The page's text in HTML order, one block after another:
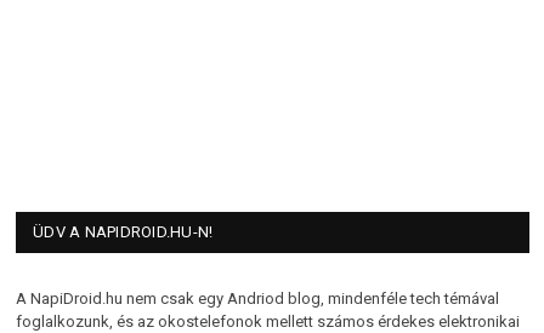
ÜDV A NAPIDROID.HU-N!
A NapiDroid.hu nem csak egy Andriod blog, mindenféle tech témával
foglalkozunk, és az okostelefonok mellett számos érdekes elektronikai